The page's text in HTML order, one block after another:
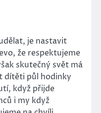
je nastavit
že respektujeme
skutečný svět má
dítěti půl hodinky
když přijde
i my když